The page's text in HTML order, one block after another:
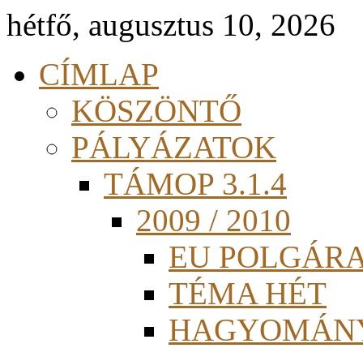
hétfő, augusztus 10, 2026
CÍMLAP
KÖSZÖNTŐ
PÁLYÁZATOK
TÁMOP 3.1.4
2009 / 2010
EU
TÉMA HÉT